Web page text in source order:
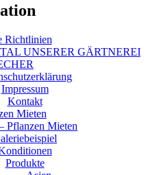
Richtlinien
UNSERER GÄRTNEREI
Impressum
Kontakt
Mieten
Pflanzen Mieten
Produkte